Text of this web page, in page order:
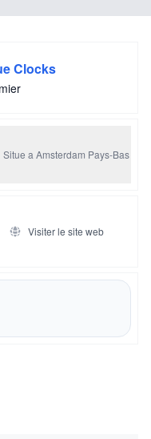
Clocks
Situe a Amsterdam Pays-Bas
Visiter le site web